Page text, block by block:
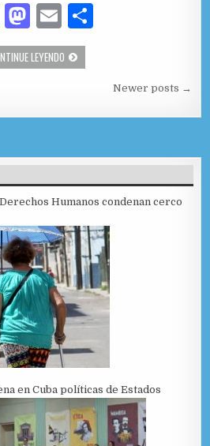
F
a
c
b
o
k
M
as
to
o
E
m
ai
p
ar
r
LEYENDO ONU CELEBRA DÍA INTERNACIONAL
entradasNewer posts →
Humanos condenan cerco
en Cuba políticas de Estados